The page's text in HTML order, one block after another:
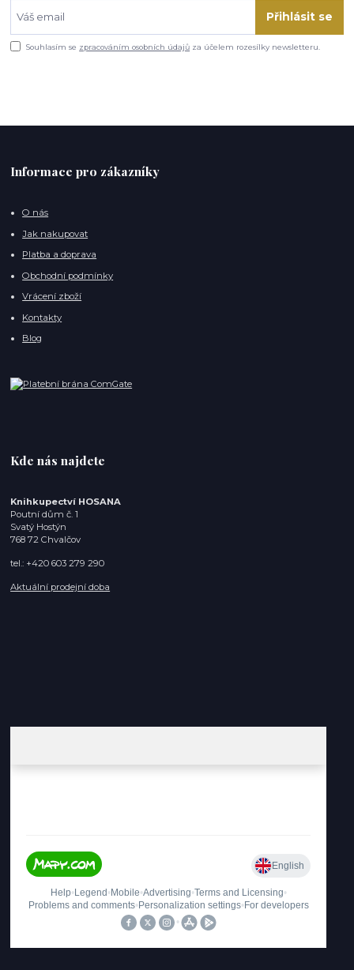
Přihlásit se
Souhlasím se zpracováním osobních údajů za účelem rozesílky newsletteru.
Informace pro zákazníky
O nás
Jak nakupovat
Platba a doprava
Obchodní podmínky
Vrácení zboží
Kontakty
Blog
Kde nás najdete
Knihkupectví HOSANA
Poutní dům č. 1
Svatý Hostýn
768 72 Chvalčov
tel.: +420 603 279 290
Aktuální prodejní doba